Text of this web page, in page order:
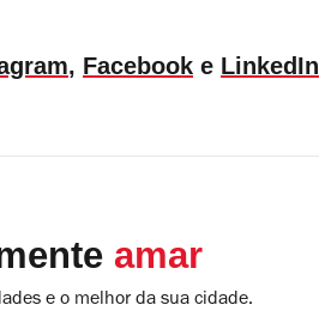
, Facebook e LinkedIn
amar
e o melhor da sua cidade.